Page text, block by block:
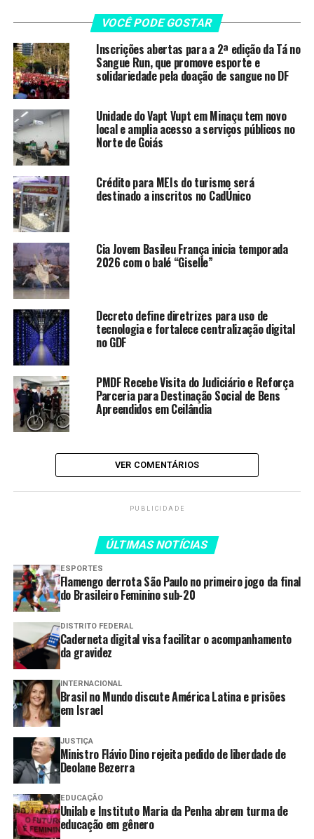
Haverá ainda a entrega de donativos da Organização das
Voluntárias de Goiás (OVG). Os atendimentos, na terça-
feira (17/3), vão das 8h às 17h, e na quarta-feira (18/3),
das 8h às 12h.
Assunto: Gracinha Caiado abre evento do Goiás Social
em Goianira
Quando: Terça-feira (17/3), às 8h
Onde: Área do Triunfo em frente ao Atacadista Max –
Avenida Carlos Bittencourt, Triunfo, Goianira (GO)
LEIA TAMBÉM
Unidade do Vapt Vupt em Minaçu
tem novo local e amplia acesso a
Cia Jovem Basileu França inicia
temporada 2026 com o balé
“Giselle”
Fica 2026 inicia processo seletivo
para apresentações artísticas e
culturais
Goiás inicia subsídio de R$ 0,60
Agência Goiás de Notícias
TAGS: AGENDA GERAL GOIÁS OUTUBRO
PARA
PRIMEIRA-DAMA
Compartilhar
PRÓXIMO
Goinfra inicia inscrições para evento sobre IA aplicada a
projetos rodoviários
ANTERIOR
Grupo de Dança de Rua Basileu França apresenta
espetáculo no Teatro Goiânia
VOCÊ PODE GOSTAR
Inscrições abertas para a 2ª edição da Tá no
Sangue Run, que promove esporte e
solidariedade pela doação de sangue no DF
Unidade do Vapt Vupt em Minaçu tem novo
local e amplia acesso a serviços públicos no
Norte de Goiás
Crédito para MEIs do turismo será
destinado a inscritos no CadÚnico
Cia Jovem Basileu França inicia temporada
2026 com o balé “Giselle”
Decreto define diretrizes para uso de
tecnologia e fortalece centralização digital
no GDF
PMDF Recebe Visita do Judiciário e Reforça
Parceria para Destinação Social de Bens
Apreendidos em Ceilândia
VER COMENTÁRIOS
PUBLICIDADE
ÚLTIMAS NOTÍCIAS
ESPORTES
Flamengo derrota São Paulo no primeiro jogo da final
do Brasileiro Feminino sub-20
DISTRITO FEDERAL
Caderneta digital visa facilitar o acompanhamento
da gravidez
INTERNACIONAL
Brasil no Mundo discute América Latina e prisões
em Israel
JUSTIÇA
Ministro Flávio Dino rejeita pedido de liberdade de
Deolane Bezerra
EDUCAÇÃO
Unilab e Instituto Maria da Penha abrem turma de
educação em gênero